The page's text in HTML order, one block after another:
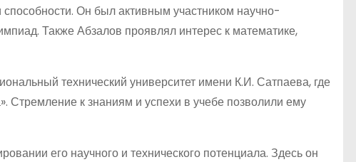
Он был активным участником научно-
Также Абзалов проявлял интерес к математике,
технический университет имени К.И. Сатпаева, где
Стремление к знаниям и успехи в учебе позволили ему
его научного и технического потенциала. Здесь он